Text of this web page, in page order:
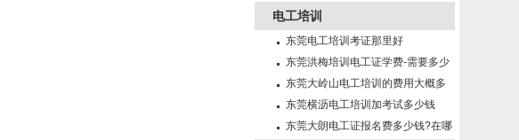
电工培训
东莞电工培训考证那里好
东莞洪梅培训电工证学费-需要多少
钱?需要什么条件?
东莞大岭山电工培训的费用大概多
少钱啊
东莞横沥电工培训加考试多少钱
东莞大朗电工证报名费多少钱?在哪